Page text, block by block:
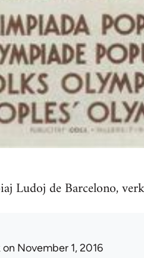
Ludoj de Barcelono,
on November 1, 2016